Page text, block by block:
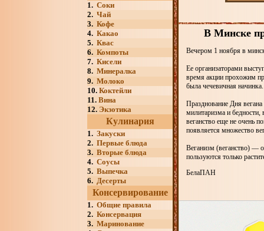
1. Соки
2. Чай
3. Кофе
4. Какао
5. Квас
6. Компоты
7. Кисели
8. Минералка
9. Молоко
10. Коктейли
11. Вина
12. Экзотика
Кулинария
1. Закуски
2. Первые блюда
3. Вторые блюда
4. Соусы
5. Выпечка
6. Десерты
Консервирование
1. Общие правила
2. Консервация
3. Маринование
В Минске
Вечером 1 ноября в
Ее организаторами
время акции прохожим
была чечевичная начинка.
Празднование Дня
милитаризма и бедности,
веганство еще не очень
появляется множество
Веганизм (веганство) —
пользуются только
БелаПАН